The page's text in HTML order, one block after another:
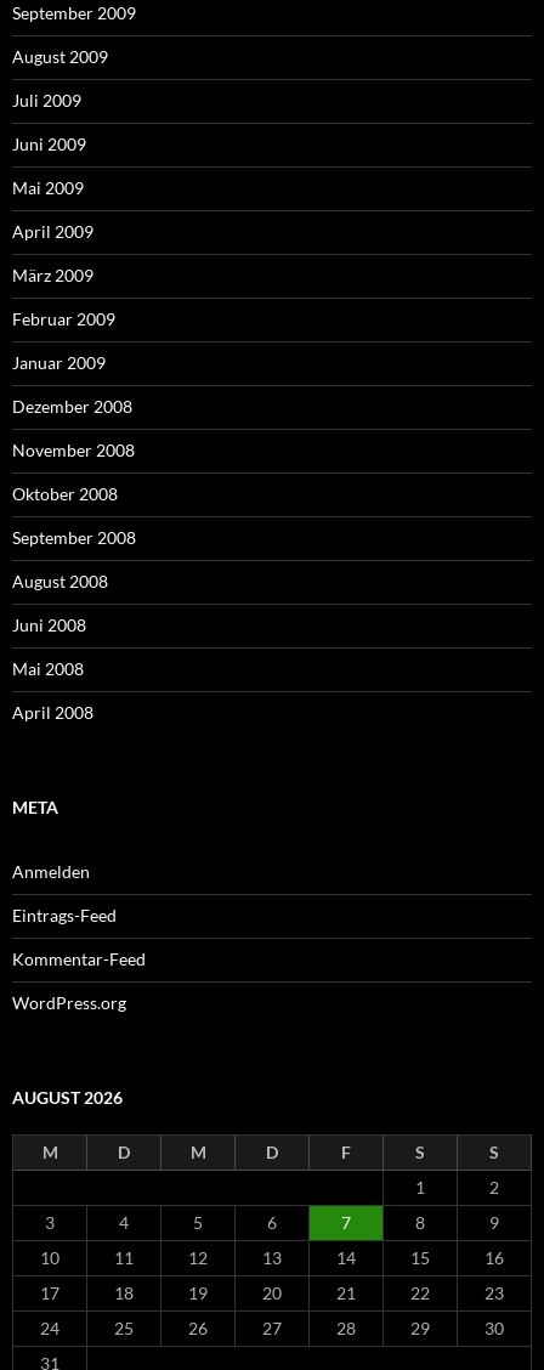
September 2009
August 2009
Juli 2009
Juni 2009
Mai 2009
April 2009
März 2009
Februar 2009
Januar 2009
Dezember 2008
November 2008
Oktober 2008
September 2008
August 2008
Juni 2008
Mai 2008
April 2008
META
Anmelden
Eintrags-Feed
Kommentar-Feed
WordPress.org
AUGUST 2026
M D M D F S
S
1
2
3
4 5 6 7 8
9
10
11 12 13 14 15
16
17
18 19 20 21 22
23
24
25 26 27 28 29
30
31